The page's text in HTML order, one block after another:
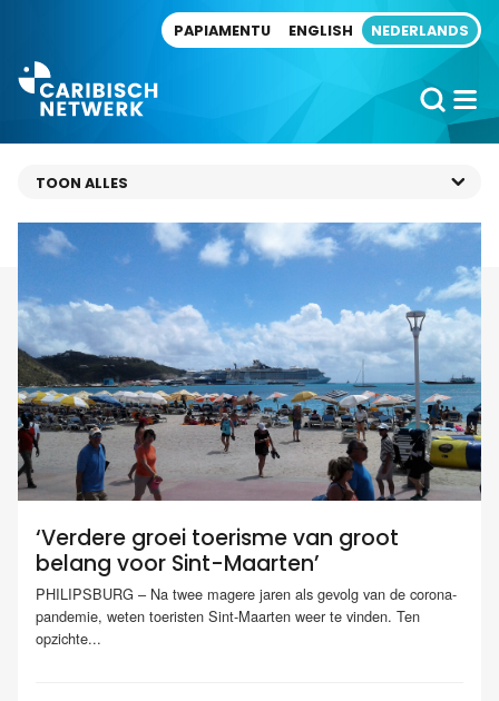
PAPIAMENTU ENGLISH NEDERLANDS
‘Verdere groei toerisme van groot
belang voor Sint-Maarten’
PHILIPSBURG – Na twee magere jaren als gevolg van de corona-
pandemie, weten toeristen Sint-Maarten weer te vinden. Ten
opzichte...